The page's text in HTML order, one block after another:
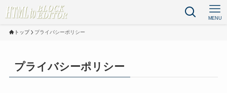
MENU
トップ プライバシーポリシー
プライバシーポリシー